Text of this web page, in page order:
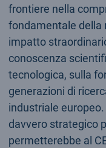
frontiere nella
fondamentale della
impatto
conoscenza
tecnologica, sulla
generazioni di
industriale
davvero strategico
permetterebbe al